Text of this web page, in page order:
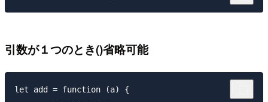
引数が１つのとき()省略可能
let add = function (a) {